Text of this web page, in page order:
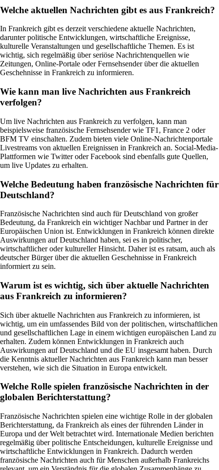
Welche aktuellen Nachrichten gibt es aus Frankreich?
In Frankreich gibt es derzeit verschiedene aktuelle Nachrichten,
darunter politische Entwicklungen, wirtschaftliche Ereignisse,
kulturelle Veranstaltungen und gesellschaftliche Themen. Es ist
wichtig, sich regelmäßig über seriöse Nachrichtenquellen wie
Zeitungen, Online-Portale oder Fernsehsender über die aktuellen
Geschehnisse in Frankreich zu informieren.
Wie kann man live Nachrichten aus Frankreich
verfolgen?
Um live Nachrichten aus Frankreich zu verfolgen, kann man
beispielsweise französische Fernsehsender wie TF1, France 2 oder
BFM TV einschalten. Zudem bieten viele Online-Nachrichtenportale
Livestreams von aktuellen Ereignissen in Frankreich an. Social-Media-
Plattformen wie Twitter oder Facebook sind ebenfalls gute Quellen,
um live Updates zu erhalten.
Welche Bedeutung haben französische Nachrichten für
Deutschland?
Französische Nachrichten sind auch für Deutschland von großer
Bedeutung, da Frankreich ein wichtiger Nachbar und Partner in der
Europäischen Union ist. Entwicklungen in Frankreich können direkte
Auswirkungen auf Deutschland haben, sei es in politischer,
wirtschaftlicher oder kultureller Hinsicht. Daher ist es ratsam, auch als
deutscher Bürger über die aktuellen Geschehnisse in Frankreich
informiert zu sein.
Warum ist es wichtig, sich über aktuelle Nachrichten
aus Frankreich zu informieren?
Sich über aktuelle Nachrichten aus Frankreich zu informieren, ist
wichtig, um ein umfassendes Bild von der politischen, wirtschaftlichen
und gesellschaftlichen Lage in einem wichtigen europäischen Land zu
erhalten. Zudem können Entwicklungen in Frankreich auch
Auswirkungen auf Deutschland und die EU insgesamt haben. Durch
die Kenntnis aktueller Nachrichten aus Frankreich kann man besser
verstehen, wie sich die Situation in Europa entwickelt.
Welche Rolle spielen französische Nachrichten in der
globalen Berichterstattung?
Französische Nachrichten spielen eine wichtige Rolle in der globalen
Berichterstattung, da Frankreich als eines der führenden Länder in
Europa und der Welt betrachtet wird. Internationale Medien berichten
regelmäßig über politische Entscheidungen, kulturelle Ereignisse und
wirtschaftliche Entwicklungen in Frankreich. Dadurch werden
französische Nachrichten auch für Menschen außerhalb Frankreichs